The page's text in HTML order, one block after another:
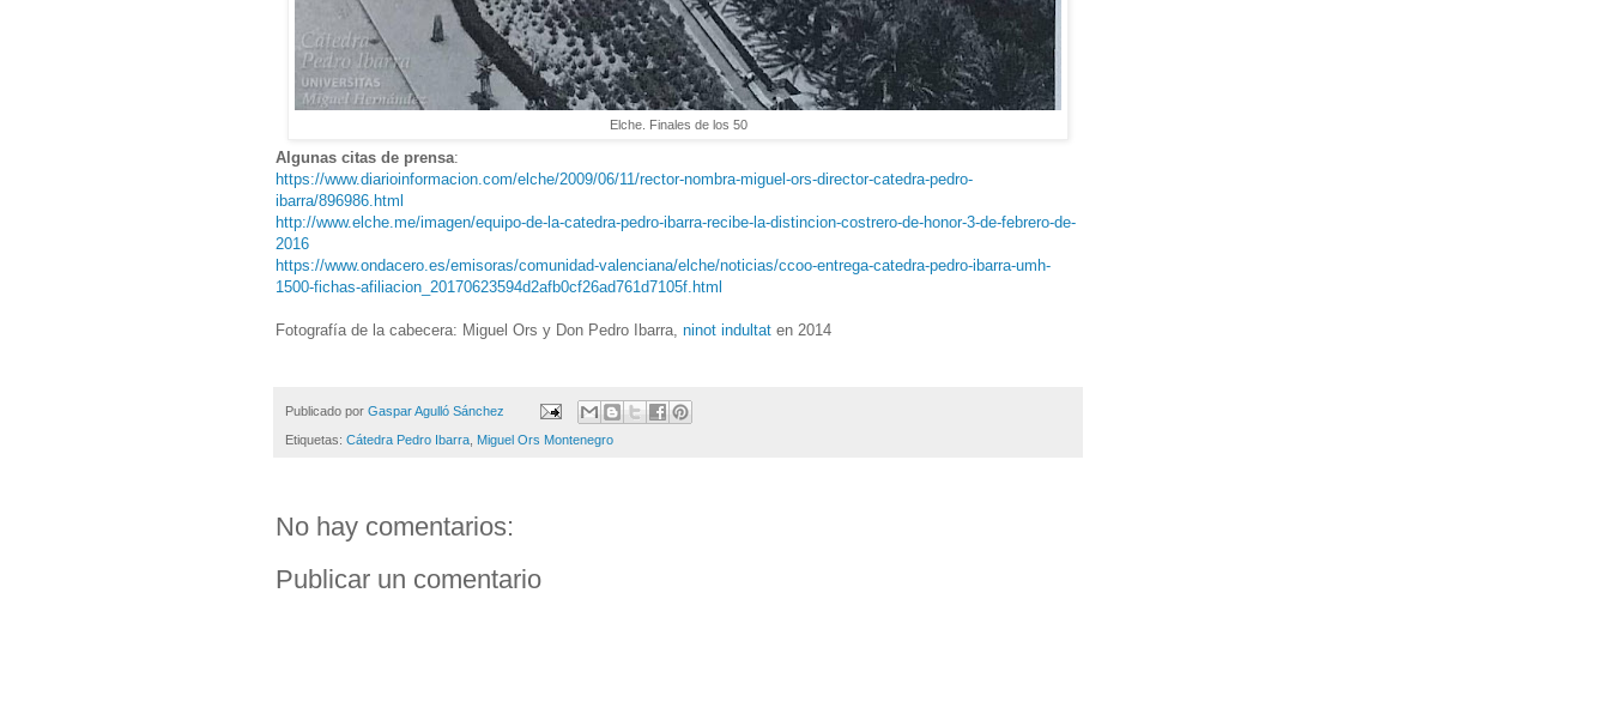
Elche. Finales de los 50
Algunas citas de prensa:
https://www.diarioinformacion.com/elche/2009/06/11/rector-nombra-miguel-ors-director-catedra-pedro-
ibarra/896986.html
http://www.elche.me/imagen/equipo-de-la-catedra-pedro-ibarra-recibe-la-distincion-costrero-de-honor-3-de-febrero-de-
2016
https://www.ondacero.es/emisoras/comunidad-valenciana/elche/noticias/ccoo-entrega-catedra-pedro-ibarra-umh-
1500-fichas-afiliacion_20170623594d2afb0cf26ad761d7105f.html
Fotografía de la cabecera: Miguel Ors y Don Pedro Ibarra, ninot indultat en 2014
Publicado por Gaspar Agulló Sánchez
Etiquetas: Cátedra Pedro Ibarra Miguel Ors Montenegro
No hay comentarios:
Publicar un comentario